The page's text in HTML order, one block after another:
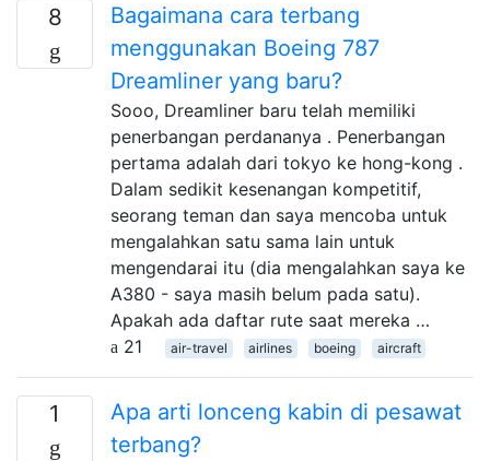
8
Bagaimana cara terbang
menggunakan Boeing 787
Dreamliner yang baru?
Sooo, Dreamliner baru telah memiliki
penerbangan perdananya . Penerbangan
pertama adalah dari tokyo ke hong-kong .
Dalam sedikit kesenangan kompetitif,
seorang teman dan saya mencoba untuk
mengalahkan satu sama lain untuk
mengendarai itu (dia mengalahkan saya ke
A380 - saya masih belum pada satu).
Apakah ada daftar rute saat mereka …
21
air-travel airlines boeing aircraft
1
Apa arti lonceng kabin di pesawat
terbang?